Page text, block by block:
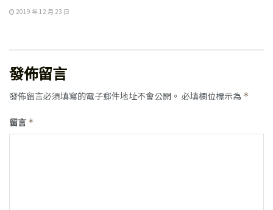
2019 年 12 月 23 日
發佈留言
發佈留言必須填寫的電子郵件地址不會公開。 必填欄位標示為 *
留言 *